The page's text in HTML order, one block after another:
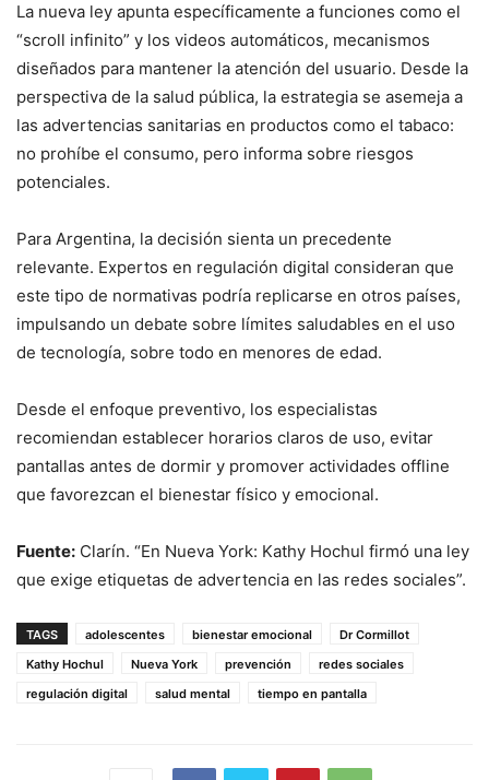
La nueva ley apunta específicamente a funciones como el
“scroll infinito” y los videos automáticos, mecanismos
diseñados para mantener la atención del usuario. Desde la
perspectiva de la salud pública, la estrategia se asemeja a
las advertencias sanitarias en productos como el tabaco:
no prohíbe el consumo, pero informa sobre riesgos
potenciales.
Para Argentina, la decisión sienta un precedente
relevante. Expertos en regulación digital consideran que
este tipo de normativas podría replicarse en otros países,
impulsando un debate sobre límites saludables en el uso
de tecnología, sobre todo en menores de edad.
Desde el enfoque preventivo, los especialistas
recomiendan establecer horarios claros de uso, evitar
pantallas antes de dormir y promover actividades offline
que favorezcan el bienestar físico y emocional.
Fuente: Clarín. “En Nueva York: Kathy Hochul firmó una ley
que exige etiquetas de advertencia en las redes sociales”.
TAGS adolescentes bienestar emocional
Dr Cormillot
Kathy Hochul
Nueva York prevención
redes sociales
regulación digital
salud mental tiempo en pantalla